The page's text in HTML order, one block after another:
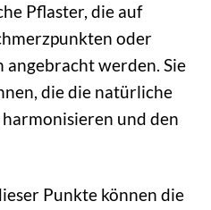
Pflaster, die auf
oder
werden. Sie
die die natürliche
und den
Punkte können die